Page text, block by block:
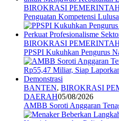
BIROKRASI
Penguatan Kompetensi
BIROKRASI
PPSPI Kukuhkan Pengurus
BANTEN, BIROKRASI
DAERAH05/08/2026
AMBB Soroti Anggaran